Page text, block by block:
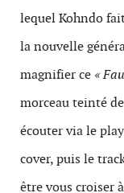
lequel Kohndo
la nouvelle
magnifier ce «
morceau teinté
écouter via le
cover, puis le
être vous croiser